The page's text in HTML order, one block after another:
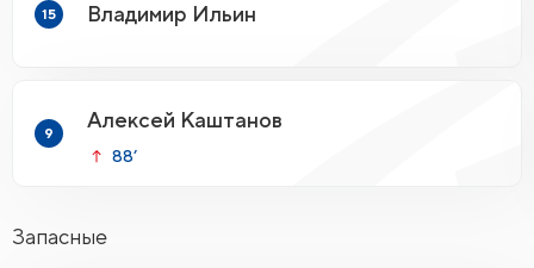
15 Владимир Ильин
9
Алексей Каштанов
88’
Запасные